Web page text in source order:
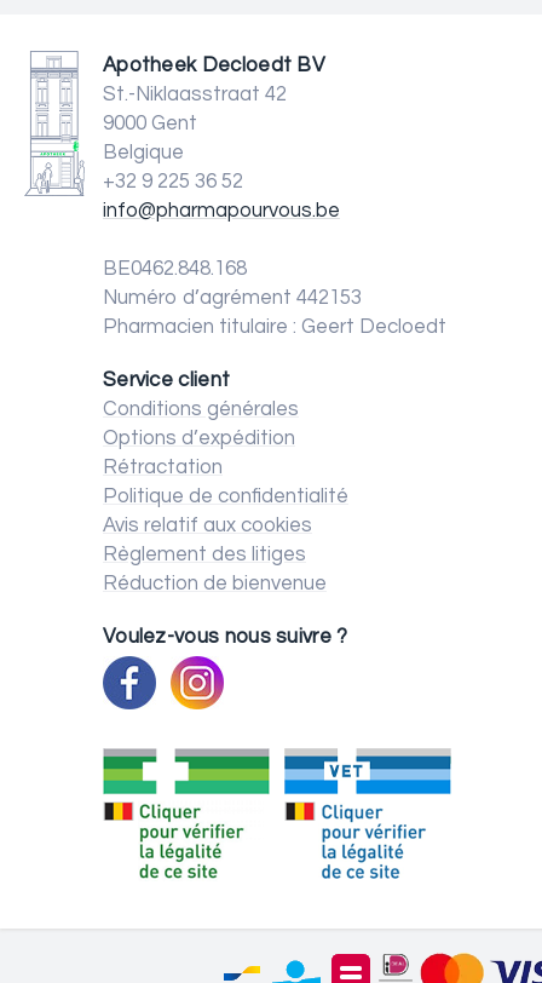
Apotheek Decloedt BV
St.-Niklaasstraat 42
9000 Gent
Belgique
+32 9 225 36 52
info@pharmapourvous.be
BE0462.848.168
Numéro d’agrément 442153
Pharmacien titulaire : Geert Decloedt
Service client
Conditions générales
Options d’expédition
Rétractation
Politique de confidentialité
Avis relatif aux cookies
Règlement des litiges
Réduction de bienvenue
Voulez-vous nous suivre ?